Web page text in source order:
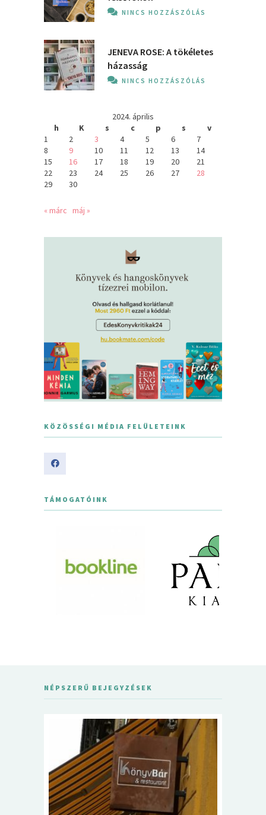
NINCS HOZZÁSZÓLÁS
JENEVA ROSE: A ​tökéletes
házasság
NINCS HOZZÁSZÓLÁS
2024. április
h
K s c p s
v
1
2 3 4 5 6
7
8
9 10 11 12 13
14
15
16 17 18 19 20
21
22
23 24 25 26 27
28
29
30
« márc máj »
KÖZÖSSÉGI MÉDIA FELÜLETEINK
TÁMOGATÓINK
NÉPSZERŰ BEJEGYZÉSEK